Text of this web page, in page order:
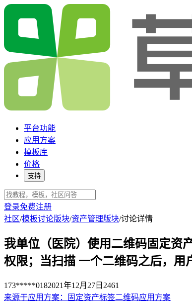
平台功能
应用方案
模板库
价格
支持
登录免费注册
社区/模板讨论版块/资产管理版块/讨论详情
我单位（医院）使用二维码固定资
权限；当扫描 一个二维码之后，用
173*****0182021年12月27日 2461
来源于应用方案：
固定资产标签二维码应用方案